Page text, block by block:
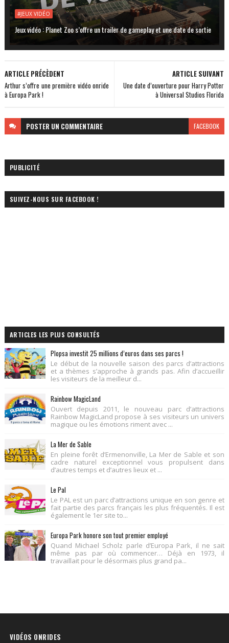
#JEUX VIDÉO
Jeux vidéo : Planet Zoo s’offre un trailer de gameplay et une date de sortie
ARTICLE SUIVANT
Une date d’ouverture pour Harry Potter
à Universal Studios Florida
ARTICLE PRÉCÈDENT
Arthur s’offre une première vidéo onride
à Europa Park !
POSTER UN COMMENTAIRE FACEBOOK
PUBLICITÉ
SUIVEZ-NOUS SUR FACEBOOK !
ARTICLES LES PLUS CONSULTÉS
Plopsa investit 25 millions d’euros dans ses parcs !
Le début de la nouvelle saison des parcs d’attractions
et a thèmes s’approche à grands pas. Afin d’accueillir
les visiteurs de la meilleur d...
Rainbow MagicLand
Ouvert depuis 2011, le nouveau parc d’attractions
Rainbow MagicLand propose à ses visiteurs un univers
magique ou les émotions riment avec ...
La Mer de Sable
En pleine forêt d’Ermenonville, La Mer de Sable et son
cadre naturel exceptionnel vous propulsent dans
d’autres temps et d’autres lieux et ...
Le Pal
Le PAL est un parc d’attractions unique en son genre et
fait partie des parcs français les plus fréquentés. Il est
également le 1er site to...
Europa Park honore son tout premier employé
Quand Michael Scholz parle d’Europa Park, il ne sait
même pas par où commencer… Déjà en 1973, il
travaillait pour le désormais plus grand pa...
VIDÉOS ONRIDES